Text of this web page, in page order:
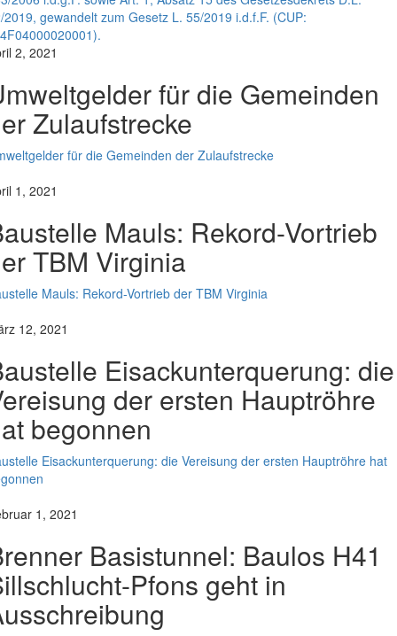
2019, gewandelt zum Gesetz L. 55/2019 i.d.f.F. (CUP:
2, 2021
für die Gemeinden
Zulaufstrecke
für die Gemeinden der Zulaufstrecke
1, 2021
Mauls: Rekord-Vortrieb
TBM Virginia
Mauls: Rekord-Vortrieb der TBM Virginia
12, 2021
Eisackunterquerung: die
der ersten Hauptröhre
begonnen
Eisackunterquerung: die Vereisung der ersten Hauptröhre hat
1, 2021
Basistunnel: Baulos H41
Pfons geht in